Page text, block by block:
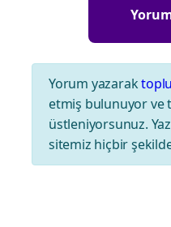
Yorum yazarak
etmiş bulunuyor ve
üstleniyorsunuz.
sitemiz hiçbir